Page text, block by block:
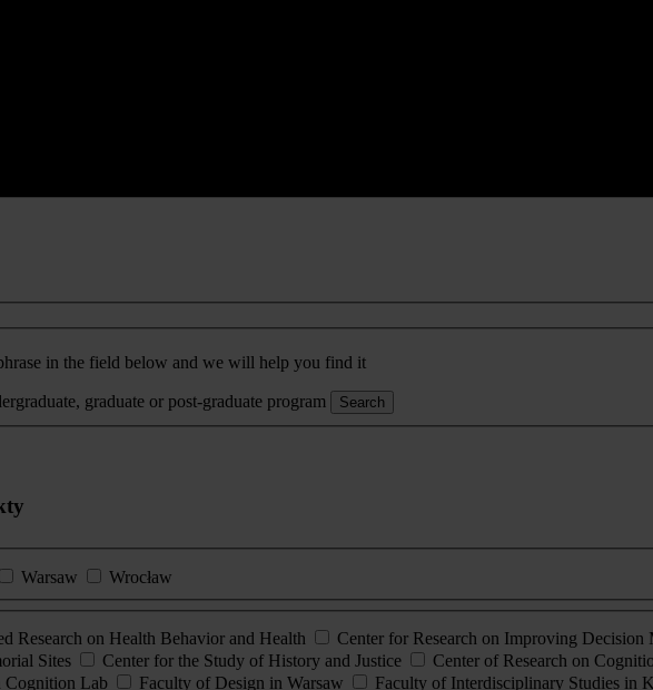
in the field below and we will help you find it
graduate or post-graduate program Search
Warsaw
Wrocław
Research on Health Behavior and Health Center for Research on Improving Decision
Sites Center for the Study of History and Justice Center of Research on
Cognition Lab Faculty of Design in Warsaw Faculty of Interdisciplinary Studies in